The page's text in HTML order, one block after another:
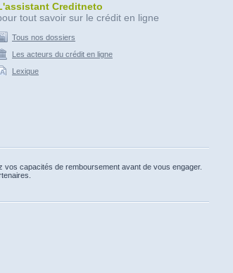
Creditneto
tout savoir sur le crédit en ligne
Tous nos dossiers
Les acteurs du crédit en ligne
Lexique
capacités de remboursement avant de vous engager.